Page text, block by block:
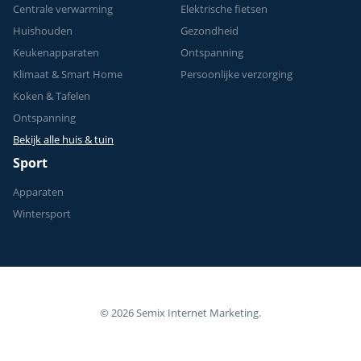
Centrale verwarming
Huishouden
Keukenapparaten
Klimaat & Smart Home
Koken & Tafelen
Ontspanning
Bekijk alle huis & tuin
Elektrische fietsen
Gezondheid
Ontspanning
Persoonlijke verzorging
Sport
Apparaten
Wintersport
© 2026 Semix Internet Marketing.